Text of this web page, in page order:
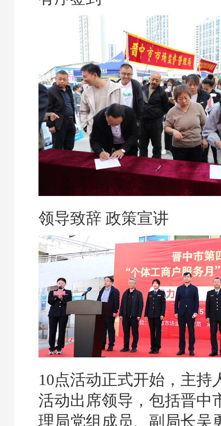
领导致辞 政策宣讲
10点活动正式开始，主持
活动出席领导，包括晋中
理局党组成员、副局长吴